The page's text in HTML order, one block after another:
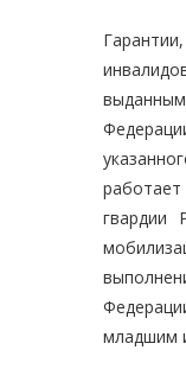
гвардии
младшим